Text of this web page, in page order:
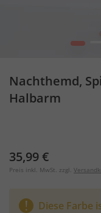
1
Nachthemd,
Halbarm
35,99 €
Preis inkl. MwSt. zzgl.
Diese Farbe